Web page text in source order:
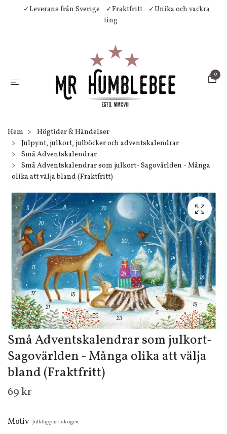
✓Leverans från Sverige ✓Fraktfritt
✓Unika och vackra
ting
0
Hem
Högtider & Händelser
Julpynt, julkort, julböcker och adventskalendrar
Små Adventskalendrar
Små Adventskalendrar som julkort- Sagovärlden - Många
olika att välja bland (Fraktfritt)
Små Adventskalendrar som julkort-
Sagovärlden - Många olika att välja
bland (Fraktfritt)
69 kr
Motiv Julklappar i skogen